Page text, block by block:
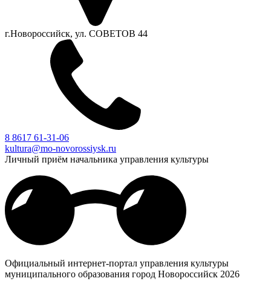
г.Новороссийск, ул. СОВЕТОВ 44
8 8617 61-31-06
kultura@mo-novorossiysk.ru
Личный приём начальника управления культуры
Официальный интернет-портал управления культуры
муниципального образования город Новороссийск 2026